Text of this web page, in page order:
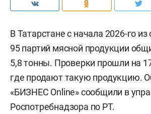
В Татарстане с начала 2026-го
95 партий мясной продукции
5,8 тонны. Проверки прошли на
где продают такую продукцию.
«БИЗНЕС Online» сообщили в
Роспотребнадзора по РТ.